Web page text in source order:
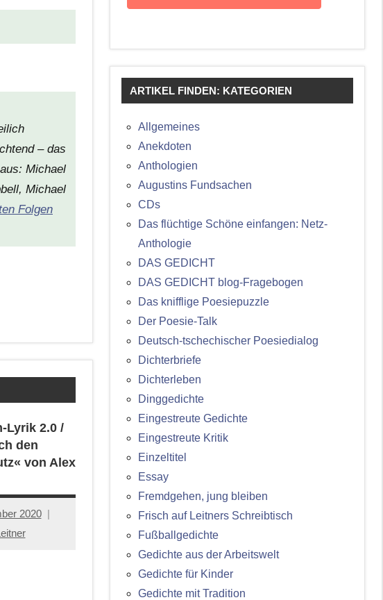
– das
Michael
Michael
Folgen
Lyrik 2.0 /
den
von Alex
2020
ARTIKEL FINDEN: KATEGORIEN
Allgemeines
Anekdoten
Anthologien
Augustins Fundsachen
CDs
Das flüchtige Schöne einfangen: Netz-
Anthologie
DAS GEDICHT
DAS GEDICHT blog-Fragebogen
Das knifflige Poesiepuzzle
Der Poesie-Talk
Deutsch-tschechischer Poesiedialog
Dichterbriefe
Dichterleben
Dinggedichte
Eingestreute Gedichte
Eingestreute Kritik
Einzeltitel
Essay
Fremdgehen, jung bleiben
Frisch auf Leitners Schreibtisch
Fußballgedichte
Gedichte aus der Arbeitswelt
Gedichte für Kinder
Gedichte mit Tradition